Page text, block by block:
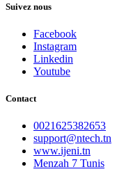
Suivez nous
Facebook
Instagram
Linkedin
Youtube
Contact
0021625382653
support@ntech.tn
www.ijeni.tn
Menzah 7 Tunis